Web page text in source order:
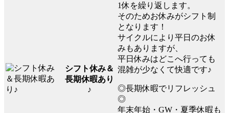
シフト休み＆
長期休暇あり
♪
1休を繰り返します。
そのためお休みがシフト制
となります！
サイクルにより平日のお休
みもありますが、
平日休みはどこへ行っても
混雑が少なくて快適です♪
◎長期休暇でリフレッシュ
◎
年末年始・GW・夏季休暇も